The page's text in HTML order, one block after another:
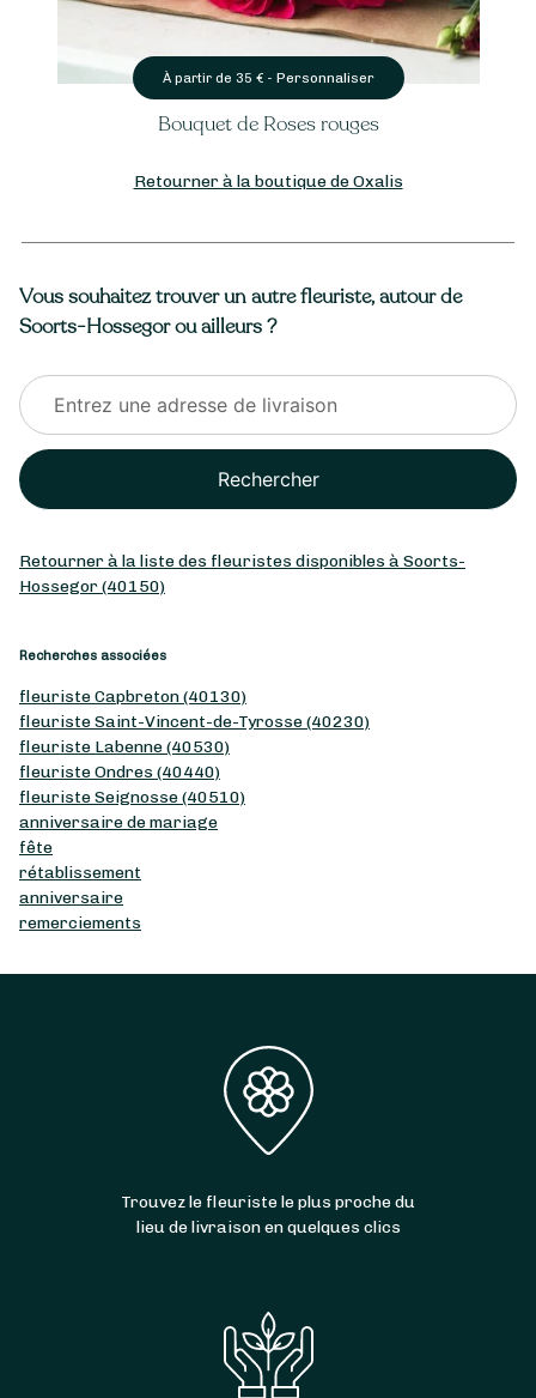
À partir de
Retourner à la boutique de Oxalis
Vous souhaitez trouver un autre fleuriste, autour de
Soorts-Hossegor ou ailleurs ?
Rechercher
Retourner à la liste des fleuristes disponibles à Soorts-
Hossegor (40150)
Recherches associées
fleuriste Capbreton (40130)
fleuriste Saint-Vincent-de-Tyrosse (40230)
fleuriste Labenne (40530)
fleuriste Ondres (40440)
fleuriste Seignosse (40510)
anniversaire de mariage
fête
rétablissement
anniversaire
remerciements
Trouvez le fleuriste le plus proche du
lieu de livraison en quelques clics